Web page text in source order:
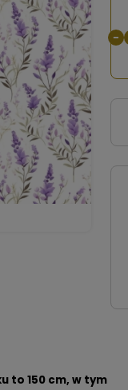
to 150 cm, w tym
−